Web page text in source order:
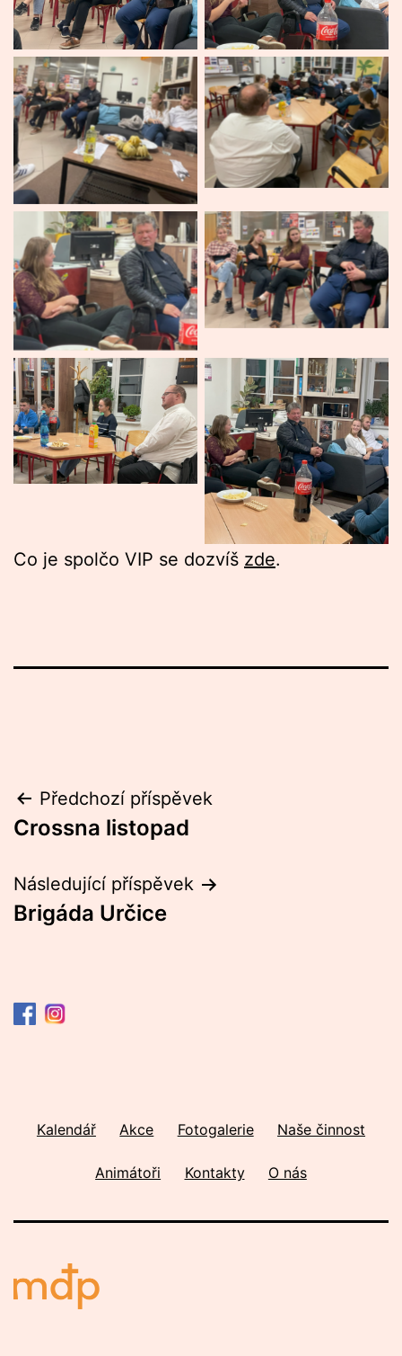
Žádný titulek Žádný titulek
Žádný titulek
Žádný titulek
Žádný titulek
Žádný titulek
Co je spolčo VIP se dozvíš zde.
Navigace
pro
příspěvek
Předchozí příspěvek
Crossna listopad
Následující příspěvek
Brigáda Určice
Kalendář Akce Fotogalerie Naše činnost
Animátoři Kontakty O nás